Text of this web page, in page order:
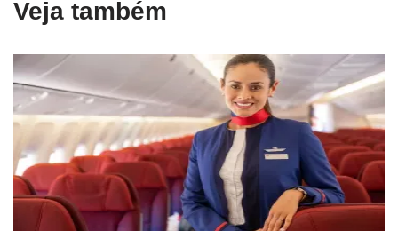
Veja também